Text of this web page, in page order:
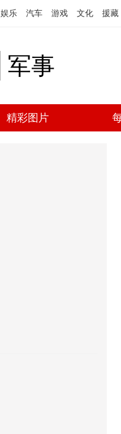
娱乐 汽车 游戏 文化 援藏
军事
精彩图片